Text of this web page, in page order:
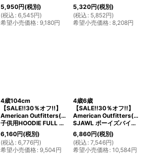
5,950円(税別)
(税込 : 6,545円)
希望小売価格: 9,180円
5,320円(税別)
(税込 : 5,852円)
希望小売価格: 8,208円
4歳104cm
【SALE!!30％オフ!!】
American Outfitters(アメリカンアウトフィッターズ)
子供用HOODIE FULL ZIP PLAIN ジップアップパーカー(ネイビー)
6,160円(税別)
(税込 : 6,776円)
希望小売価格: 9,504円
4歳6歳
【SALE!!30％オフ!!】
American Outfitters(アメリカンアウトフィッターズ)
SJAWL ボーイズバイカラースウェット(グレー)
6,860円(税別)
(税込 : 7,546円)
希望小売価格: 10,584円